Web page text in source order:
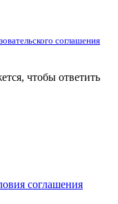
соглашения
чтобы ответить
соглашения